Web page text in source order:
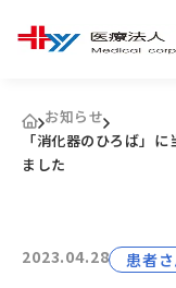
お知らせ
「消化器のひろば」
ました
2023.04.28 患者